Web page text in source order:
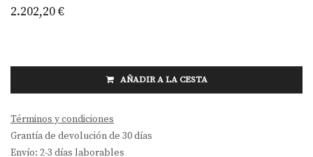
2.202,20€
AÑADIR A LA CESTA
Términos y condiciones
Grantía de devolución de 30 días
Envío: 2-3 días laborables